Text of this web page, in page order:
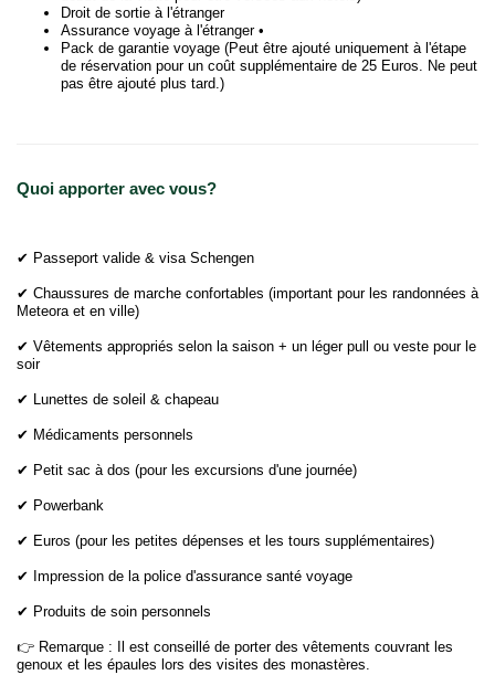
Droit de sortie à l'étranger
Assurance voyage à l'étranger •
Pack de garantie voyage (Peut être ajouté uniquement à l'étape
de réservation pour un coût supplémentaire de 25 Euros. Ne peut
pas être ajouté plus tard.)
Quoi apporter avec vous?
✔ Passeport valide & visa Schengen
✔ Chaussures de marche confortables (important pour les randonnées à
Meteora et en ville)
✔ Vêtements appropriés selon la saison + un léger pull ou veste pour le
soir
✔ Lunettes de soleil & chapeau
✔ Médicaments personnels
✔ Petit sac à dos (pour les excursions d'une journée)
✔ Powerbank
✔ Euros (pour les petites dépenses et les tours supplémentaires)
✔ Impression de la police d'assurance santé voyage
✔ Produits de soin personnels
👉 Remarque : Il est conseillé de porter des vêtements couvrant les
genoux et les épaules lors des visites des monastères.